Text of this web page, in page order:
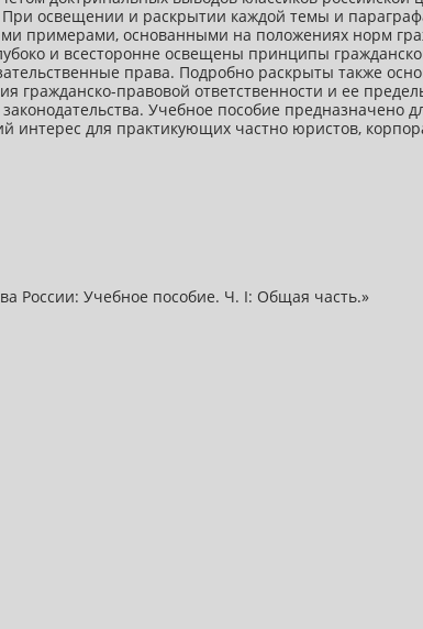
освещении и раскрытии каждой темы и
примерами, основанными на положениях норм
и всесторонне освещены принципы
права. Подробно раскрыты также
гражданско-правовой ответственности и ее
Учебное пособие
интерес для практикующих частно юристов,
России: Учебное пособие. Ч. I: Общая часть.»